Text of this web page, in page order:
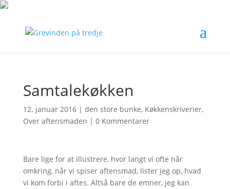
Samtalekøkken
12. januar 2016| den store bunke, Køkkenskriverier,
Over aftensmaden | 0 Kommentarer
Bare lige for at illustrere, hvor langt vi ofte når
omkring, når vi spiser aftensmad, lister jeg op, hvad
vi kom forbi i aftes. Altså bare de emner, jeg kan